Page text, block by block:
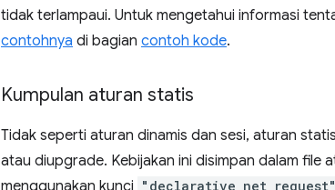
tidak terlampaui. Untuk mengetahui informasi
contohnya di bagian contoh kode.
Kumpulan aturan statis
Tidak seperti aturan dinamis dan sesi, aturan
atau diupgrade. Kebijakan ini disimpan dalam file
menggunakan kunci "declarative_net_request"